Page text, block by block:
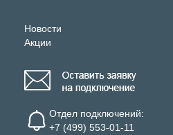
Новости
Акции
Отдел подключений:
+7 (499) 553-01-11